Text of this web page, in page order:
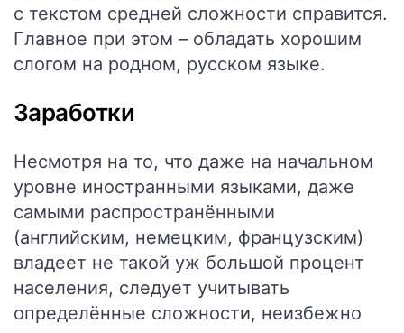
с текстом средней сложности справится.
Главное при этом – обладать хорошим
слогом на родном, русском языке.
Заработки
Несмотря на то, что даже на начальном
уровне иностранными языками, даже
самыми распространёнными
(английским, немецким, французским)
владеет не такой уж большой процент
населения, следует учитывать
определённые сложности, неизбежно